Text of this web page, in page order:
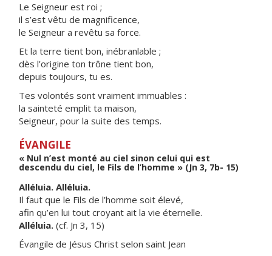
Le Seigneur est roi ;
il s’est vêtu de magnificence,
le Seigneur a revêtu sa force.
Et la terre tient bon, inébranlable ;
dès l’origine ton trône tient bon,
depuis toujours, tu es.
Tes volontés sont vraiment immuables :
la sainteté emplit ta maison,
Seigneur, pour la suite des temps.
ÉVANGILE
« Nul n’est monté au ciel sinon celui qui est
descendu du ciel, le Fils de l’homme » (Jn 3, 7b- 15)
Alléluia. Alléluia.
Il faut que le Fils de l’homme soit élevé,
afin qu’en lui tout croyant ait la vie éternelle.
Alléluia. (cf. Jn 3, 15)
Évangile de Jésus Christ selon saint Jean